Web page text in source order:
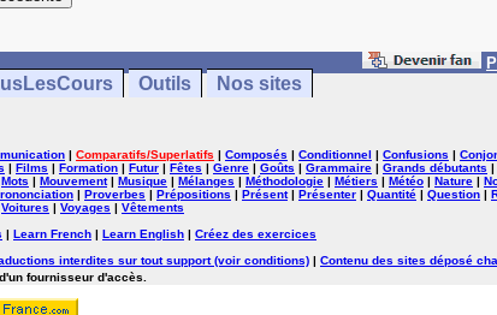
Outils Nos sites
| Comparatifs/Superlatifs | Composés | Conditionnel | Confusions |
| Films | Formation | Futur | Fêtes | Genre | Goûts | Grammaire | Grands débutants |
Mots | Mouvement| Musique | Mélanges | Méthodologie | Métiers | Météo | Nature |
| Proverbes | Prépositions | Présent| Présenter | Quantité | Question |
Voitures | Voyages | Vêtements
| Learn French | Learn English | Créez des exercices
interdites sur tout support (voir conditions) | Contenu des sites déposé
fournisseur d'accès.